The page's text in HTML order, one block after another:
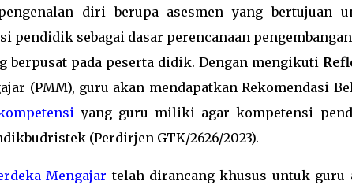
diri berupa asesmen yang bertujuan
pendidik sebagai dasar perencanaan
berpusat pada peserta didik. Dengan mengikuti
(PMM), guru akan mendapatkan Rekomendasi
yang guru miliki agar kompetensi
(Perdirjen GTK/2626/2023).
Mengajar telah dirancang khusus untuk guru